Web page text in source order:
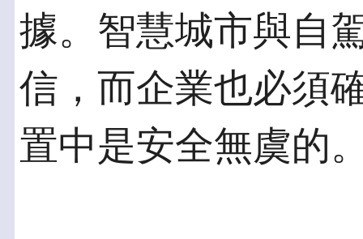
據。智慧城市與自
信，而企業也必須
置中是安全無虞的